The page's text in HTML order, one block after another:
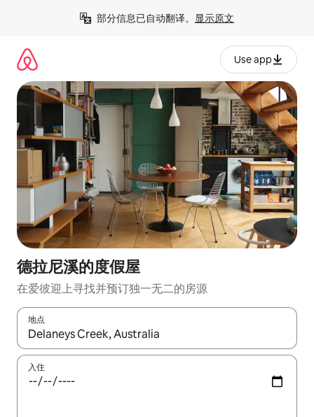
部分信息已自动翻译。 显示原文
Use app
德拉尼溪的度假屋
在爱彼迎上寻找并预订独一无二的房源
地点
如有搜索结果，请使用上下方向键查看，或通过点击或滑动手势
入住